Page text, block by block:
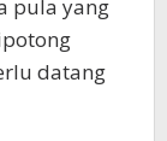
pula yang
datang